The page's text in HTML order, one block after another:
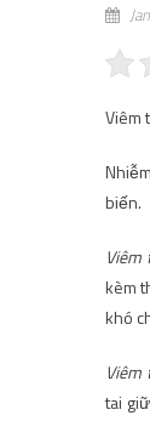
Viêm
biến.
Viêm
kèm
khó
Viêm
tai